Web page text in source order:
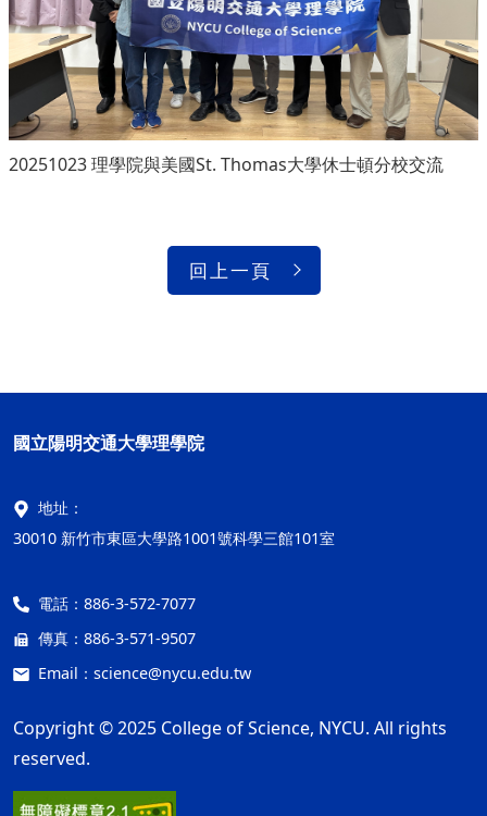
20251023 理學院與美國St. Thomas大學休士頓分校交流
回上一頁
國立陽明交通大學理學院
地址：
30010 新竹市東區大學路1001號科學三館101室
電話： 886-3-572-7077
傳真： 886-3-571-9507
Email： science@nycu.edu.tw
Copyright © 2025 College of Science, NYCU. All rights
reserved.